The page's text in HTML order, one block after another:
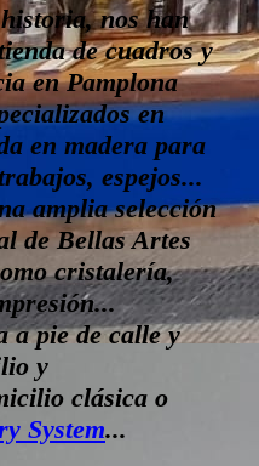
nos han
de cuadros y
en Pamplona
en
en madera para
espejos...
amplia selección
de Bellas Artes
cristalería,
a pie de calle y
y
clásica o
System...